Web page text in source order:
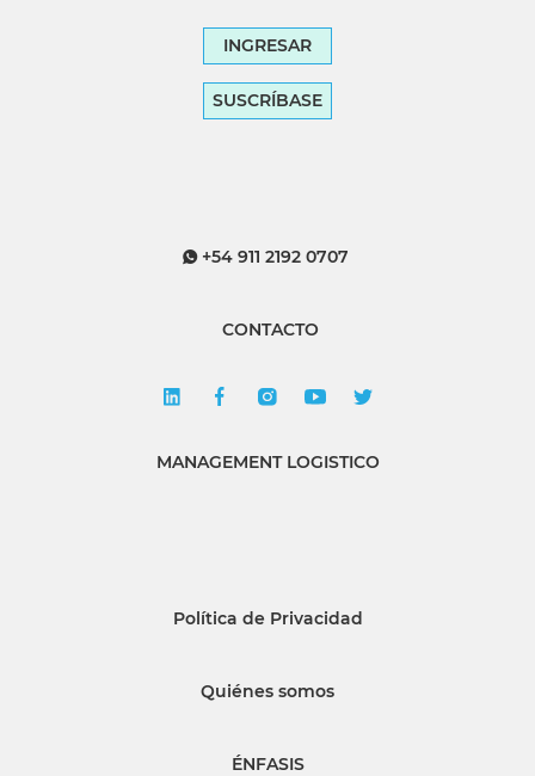
INGRESAR
SUSCRÍBASE
+54 911 2192 0707
CONTACTO
MANAGEMENT LOGISTICO
Política de Privacidad
Quiénes somos
ÉNFASIS